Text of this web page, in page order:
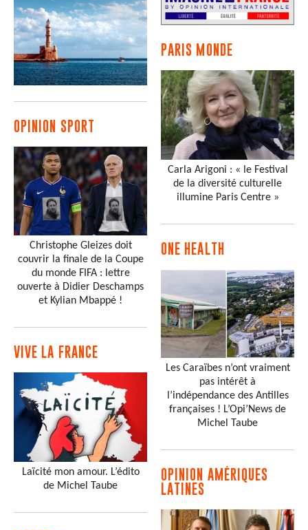
OPINION SPORT
Christophe Gleizes doit
couvrir la finale de la Coupe
du monde FIFA : lettre
ouverte à Didier Deschamps
et Kylian Mbappé !
VIVE LA FRANCE
Laïcité mon amour. L’édito
de Michel Taube
PARIS MONDE
Carla Arigoni : « le Festival
de la diversité culturelle
illumine Paris Centre »
ONE HEALTH
Les Caraïbes n’ont vraiment
pas intérêt à
l’indépendance des Antilles
françaises ! L’Opi’News de
Michel Taube
OPINION AMÉRIQUES
LATINES